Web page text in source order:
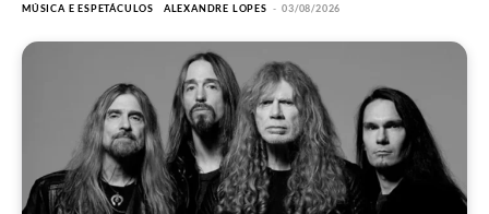
MÚSICA E ESPETÁCULOS ALEXANDRE LOPES - 03/08/2026